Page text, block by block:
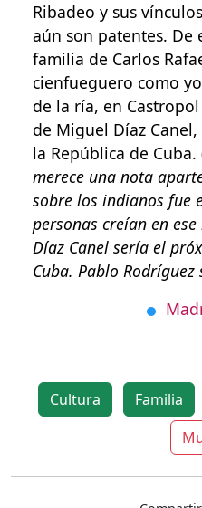
Ribadeo y sus
aún son patentes. De
familia de Carlos
cienfueguero como
de la ría, en
de Miguel Díaz
la República de Cuba.
merece una nota
sobre los indianos fue
personas creían en
Díaz Canel sería el
Cuba. Pablo Rodríguez
Cultura Familia